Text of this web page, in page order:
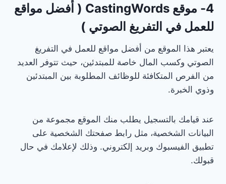
4- موقع CastingWords ( أفضل مواقع
للعمل في التفريغ الصوتي )
يعتبر هذا الموقع من أفضل مواقع للعمل في التفريغ
الصوتي وكسب المال خاصة للمبتدئين، حيث تتوفر العديد
من الفرص المتكافئة للوظائف المطلوبة بين المبتدئين
وذوي الخبرة.
عند قيامك بالتسجيل يطلب منك الموقع مجموعة من
البيانات الشخصية، مثل رابط صفحتك الشخصية على
تطبيق الفيسبوك وبريد إلكتروني. وذلك لإعلامك في حال
قبولك.